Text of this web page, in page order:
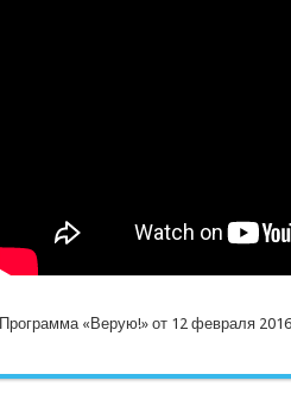
Программа «Верую!» от 12 февраля